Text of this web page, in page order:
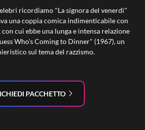
ricordiamo "La signora del venerdì"
una coppia comica indimenticabile con
cui ebbe una lunga e intensa relazione
Who's Coming to Dinner" (1967), un
sul tema del razzismo.
PACCHETTO